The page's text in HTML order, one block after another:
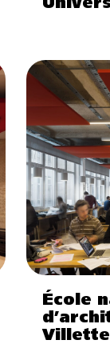
École
Villette